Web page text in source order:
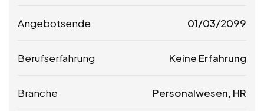
Angebotsende 01/03/2099
Berufserfahrung Keine Erfahrung
Branche Personalwesen, HR